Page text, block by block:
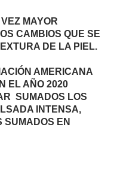
MAYOR
CAMBIOS QUE SE
DE LA PIEL.
AMERICANA
EL AÑO 2020
SUMADOS LOS
INTENSA,
SUMADOS EN